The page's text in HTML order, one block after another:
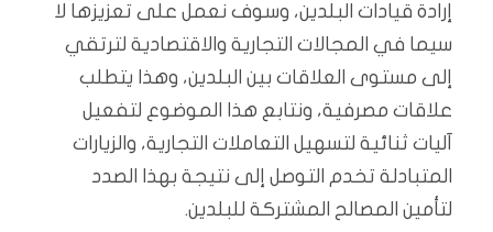
إرادة قيادات البلدين، وسوف نعمل على تعزيزها لا
سيما في المجالات التجارية والاقتصادية لترتقي
إلى مستوى العلاقات بين البلدين، وهذا يتطلب
علاقات مصرفية، ونتابع هذا الموضوع لتفعيل
آليات ثنائية لتسهيل التعاملات التجارية، والزيارات
المتبادلة تخدم التوصل إلى نتيجة بهذا الصدد
لتأمين المصالح المشتركة للبلدين.